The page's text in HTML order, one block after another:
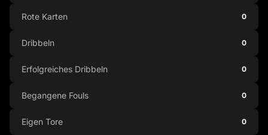
Rote Karten 0
Dribbeln 0
Erfolgreiches Dribbeln 0
Begangene Fouls 0
Eigen Tore 0